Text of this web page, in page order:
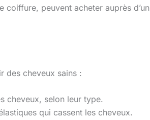
coiffure, peuvent acheter auprès d’un
des cheveux sains :
cheveux, selon leur type.
qui cassent les cheveux.